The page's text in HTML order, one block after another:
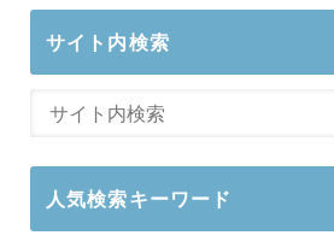
サイト内検索
人気検索キーワード